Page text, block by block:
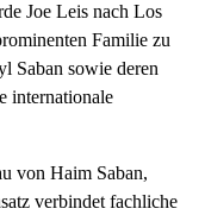
Joe Leis nach Los
Familie zu
Saban sowie deren
internationale
von Haim Saban,
verbindet fachliche